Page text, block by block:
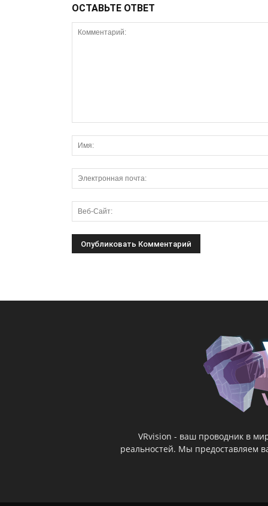
ОСТАВЬТЕ ОТВЕТ
VRvision - ваш проводник в
реальностей. Мы предоставляем